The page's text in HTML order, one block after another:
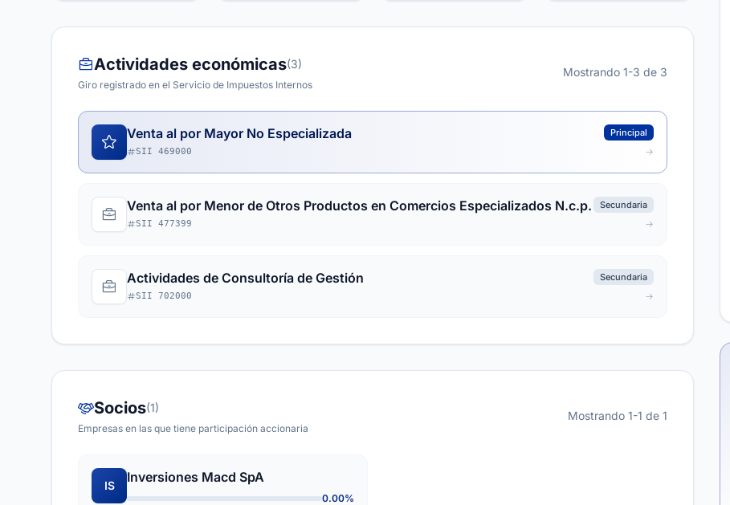
Actividades económicas(3)
Giro registrado en el Servicio de Impuestos Internos
Mostrando 1-3 de 3
Venta al por Mayor No Especializada Principal
SII 469000
Venta al por Menor de Otros Productos en Comercios Especializados N.c.p. Secundaria
SII 477399
Actividades de Consultoría de Gestión Secundaria
SII 702000
Socios(1)
Empresas en las que tiene participación accionaria
Mostrando 1-1 de 1
IS
Inversiones Macd SpA
0.00%